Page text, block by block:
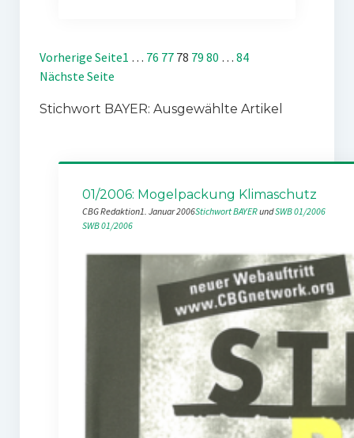
Vorherige Seite1 … 76 77 78 79 80 … 84
Nächste Seite
Stichwort BAYER: Ausgewählte Artikel
01/2006: Mogelpackung Klimaschutz
CBG Redaktion1. Januar 2006Stichwort BAYER und SWB 01/2006
SWB 01/2006